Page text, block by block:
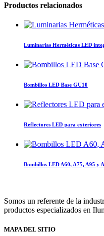
Productos relacionados
Luminarias Herméticas LED
Bombillos LED Base GU10
Reflectores LED para exteriores
Bombillos LED A60, A75, A95 y
Somos un referente de la
productos especializados en
MAPA DEL SITIO